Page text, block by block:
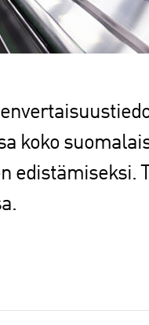
koko